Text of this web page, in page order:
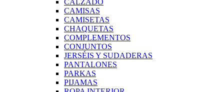
CALZADO
CAMISAS
CAMISETAS
CHAQUETAS
COMPLEMENTOS
CONJUNTOS
JERSÉIS Y SUDADERAS
PANTALONES
PARKAS
PIJAMAS